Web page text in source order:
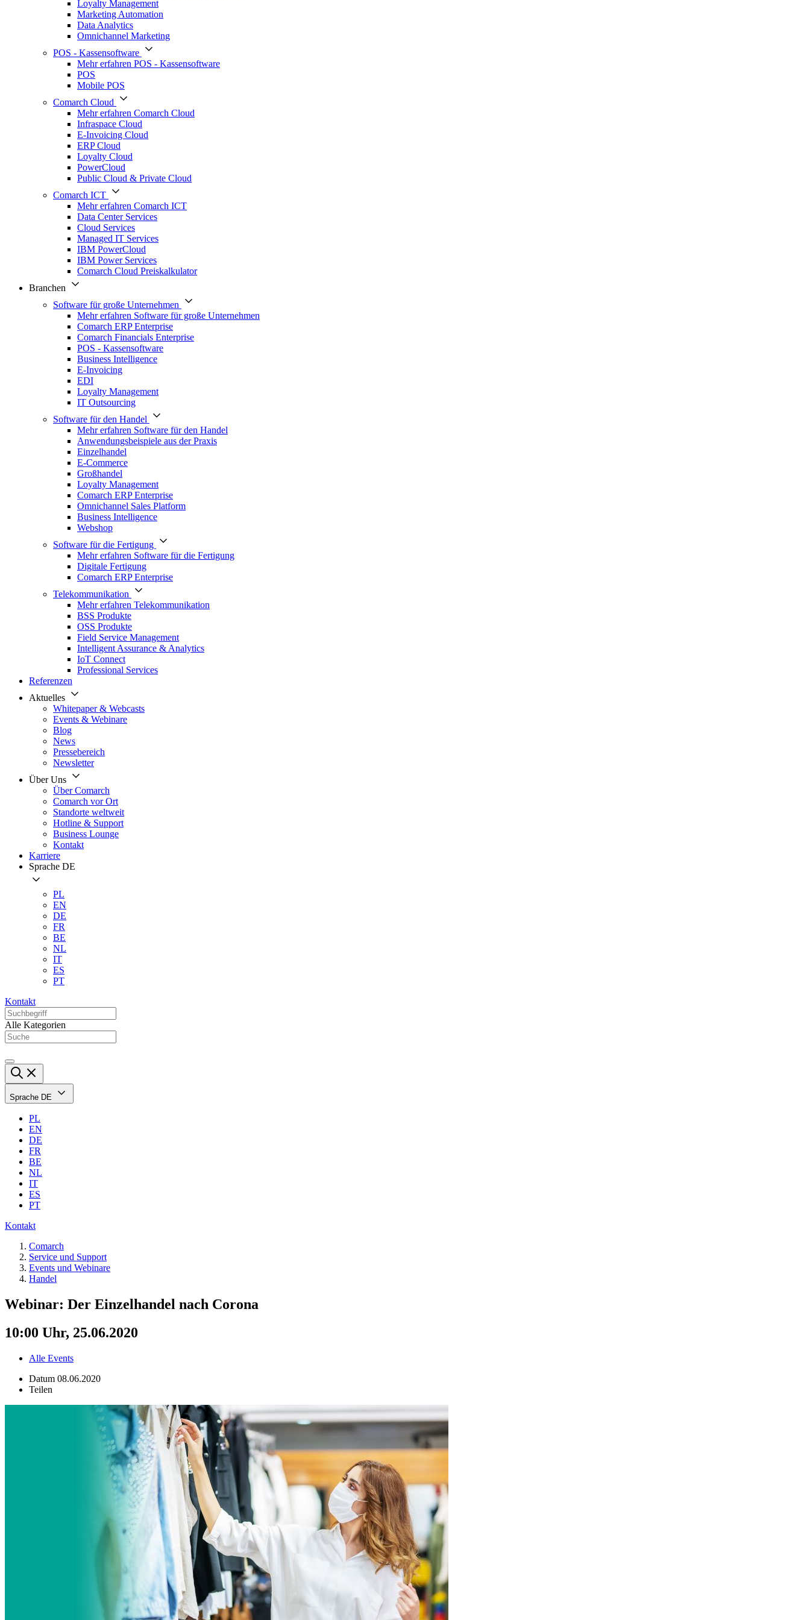
Loyalty Management
Marketing Automation
Data Analytics
Omnichannel Marketing
POS - Kassensoftware
Mehr erfahren POS - Kassensoftware
POS
Mobile POS
Comarch Cloud
Mehr erfahren Comarch Cloud
Infraspace Cloud
E-Invoicing Cloud
ERP Cloud
Loyalty Cloud
PowerCloud
Public Cloud & Private Cloud
Comarch ICT
Mehr erfahren Comarch ICT
Data Center Services
Cloud Services
Managed IT Services
IBM PowerCloud
IBM Power Services
Comarch Cloud Preiskalkulator
Branchen
Software für große Unternehmen
Mehr erfahren Software für große Unternehmen
Comarch ERP Enterprise
Comarch Financials Enterprise
POS - Kassensoftware
Business Intelligence
E-Invoicing
EDI
Loyalty Management
IT Outsourcing
Software für den Handel
Mehr erfahren Software für den Handel
Anwendungsbeispiele aus der Praxis
Einzelhandel
E-Commerce
Großhandel
Loyalty Management
Comarch ERP Enterprise
Omnichannel Sales Platform
Business Intelligence
Webshop
Software für die Fertigung
Mehr erfahren Software für die Fertigung
Digitale Fertigung
Comarch ERP Enterprise
Telekommunikation
Mehr erfahren Telekommunikation
BSS Produkte
OSS Produkte
Field Service Management
Intelligent Assurance & Analytics
IoT Connect
Professional Services
Referenzen
Aktuelles
Whitepaper & Webcasts
Events & Webinare
Blog
News
Pressebereich
Newsletter
Über Uns
Über Comarch
Comarch vor Ort
Standorte weltweit
Hotline & Support
Business Lounge
Kontakt
Karriere
Sprache DE
PL
EN
DE
FR
BE
NL
IT
ES
PT
Kontakt
Alle Kategorien
Sprache DE
PL
EN
DE
FR
BE
NL
IT
ES
PT
Kontakt
Comarch
Service und Support
Events und Webinare
Handel
Webinar: Der Einzelhandel nach Corona
10:00 Uhr, 25.06.2020
Alle Events
Datum 08.06.2020
Teilen